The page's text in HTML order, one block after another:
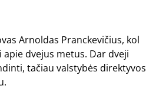
Arnoldas Pranckevičius, kol
dvejus metus. Dar dveji
tačiau valstybės direktyvos